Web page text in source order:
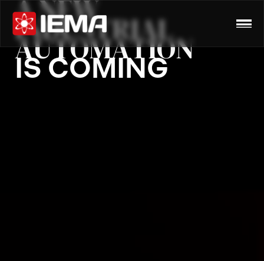
ANEW
INDUSTRIAL
AUTOMATION
ISCOMING